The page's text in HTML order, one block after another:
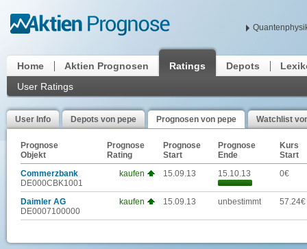
Home Aktien Prognosen
Ratings
User Ratings
Depots
User Info Depots von pepe Prognosen von pepe Watchlist
Prognose
Objekt
Prognose
Rating
Prognose
Start
Prognose
Ende
Kurs
Start
Commerzbank
DE000CBK1001
kaufen 15.09.13 15.10.13 0€
Daimler AG
DE0007100000
kaufen 15.09.13 unbestimmt 57.24€